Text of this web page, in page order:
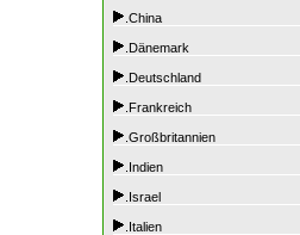
.China
.Dänemark
.Deutschland
.Frankreich
.Großbritannien
.Indien
.Israel
.Italien